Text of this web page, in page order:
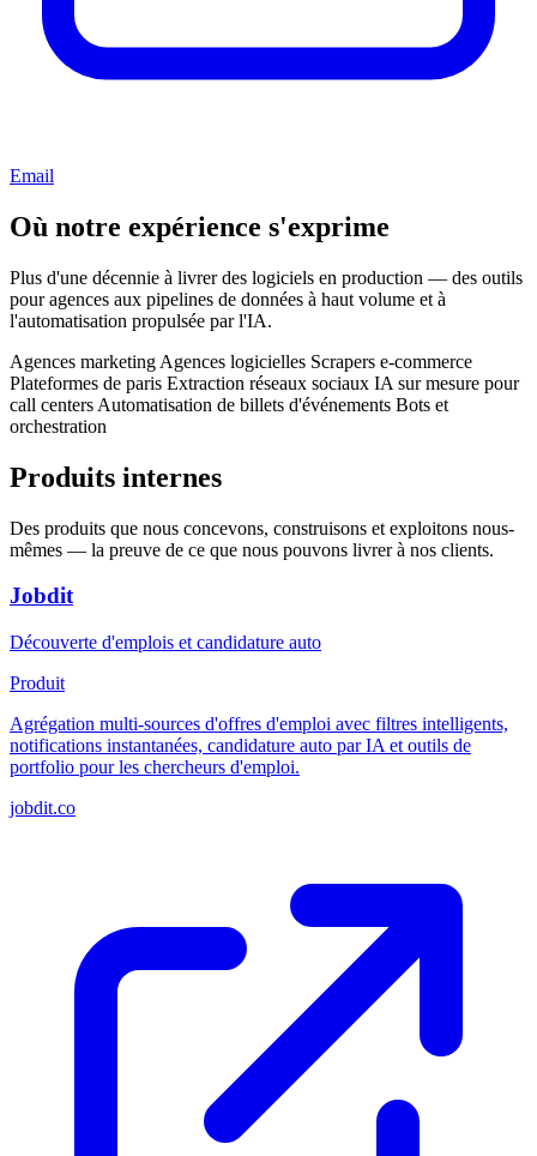
Email
Où notre expérience s'exprime
Plus d'une décennie à livrer des logiciels en production — des outils
pour agences aux pipelines de données à haut volume et à
l'automatisation propulsée par l'IA.
Agences marketing Agences logicielles Scrapers e-commerce
Plateformes de paris Extraction réseaux sociaux IA sur mesure pour
call centers Automatisation de billets d'événements Bots et
orchestration
Produits internes
Des produits que nous concevons, construisons et exploitons nous-
mêmes — la preuve de ce que nous pouvons livrer à nos clients.
Jobdit
Découverte d'emplois et candidature auto
Produit
Agrégation multi-sources d'offres d'emploi avec filtres intelligents,
notifications instantanées, candidature auto par IA et outils de
portfolio pour les chercheurs d'emploi.
jobdit.co